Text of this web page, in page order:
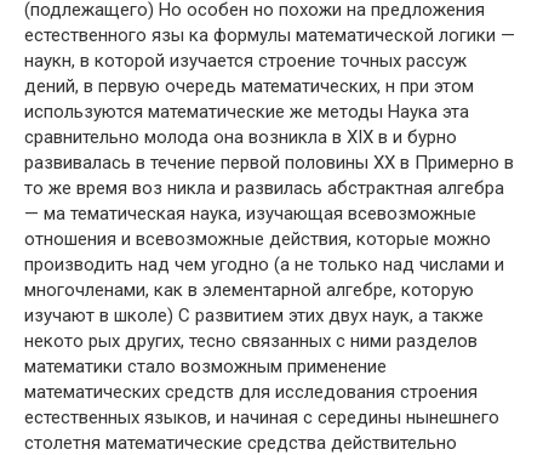
(подлежащего) Но особен но похожи на предложения
естественного язы ка формулы математической логики —
наукн, в которой изучается строение точных рассуж
дений, в первую очередь математических, н при этом
используются математические же методы Наука эта
сравнительно молода она возникла в XIX в и бурно
развивалась в течение первой половины XX в Примерно в
то же время воз никла и развилась абстрактная алгебра
— ма тематическая наука, изучающая всевозможные
отношения и всевозможные действия, которые можно
производить над чем угодно (а не только над числами и
многочленами, как в элементарной алгебре, которую
изучают в школе) С развитием этих двух наук, а также
некото рых других, тесно связанных с ними разделов
математики стало возможным применение
математических средств для исследования строения
естественных языков, и начиная с середины нынешнего
столетня математические средства действительно